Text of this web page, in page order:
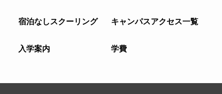
宿泊なしスクーリング キャンパスアクセス一覧
入学案内 学費